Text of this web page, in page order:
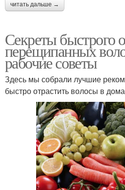
читать дальше →
Секреты быстрого
перещипанных
рабочие советы
Здесь мы собрали лучшие
быстро отрастить волосы в